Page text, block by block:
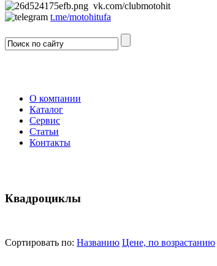
vk.com/clubmotohit
t.me/motohitufa
О компании
Каталог
Сервис
Статьи
Контакты
Квадроциклы
Сортировать по: Названию Цене, по возрастанию